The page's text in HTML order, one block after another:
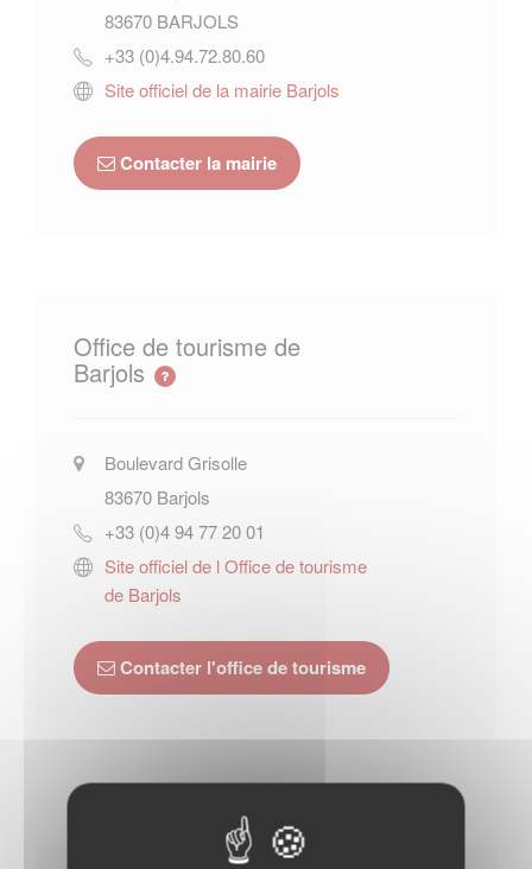
83670 BARJOLS
+33 (0)4.94.72.80.60
Site officiel de la mairie Barjols
Contacter la mairie
Office de tourisme de
Barjols
Boulevard Grisolle
83670 Barjols
+33 (0)4 94 77 20 01
Site officiel de l Office de tourisme
de Barjols
Contacter l'office de tourisme